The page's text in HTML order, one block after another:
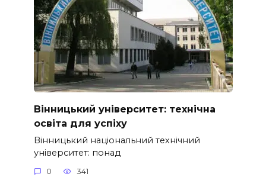
Вінницький університет: технічна
освіта для успіху
Вінницький національний технічний
університет: понад
0 341